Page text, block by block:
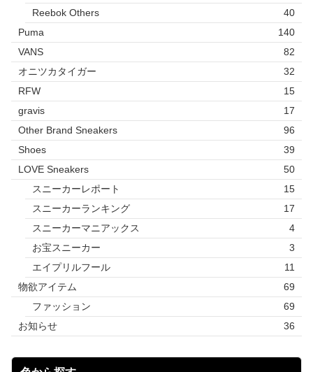
Reebok Others
40
Puma
140
VANS
82
オニツカタイガー
32
RFW
15
gravis
17
Other Brand Sneakers
96
Shoes
39
LOVE Sneakers
50
スニーカーレポート
15
スニーカーランキング
17
スニーカーマニアックス
4
お宝スニーカー
3
エイプリルフール
11
物欲アイテム
69
ファッション
69
お知らせ
36